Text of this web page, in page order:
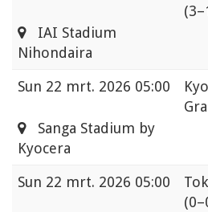
IAI Stadium
Nihondaira
Sun 22 mrt. 2026 05:00
Sanga Stadium by
Kyocera
Sun 22 mrt. 2026 05:00